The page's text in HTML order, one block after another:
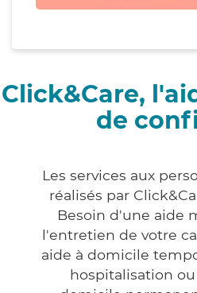
Click&Care,
de
Les services aux
réalisés par
Besoin d'une aide
l'entretien de votre
aide à domicile
hospitalisation